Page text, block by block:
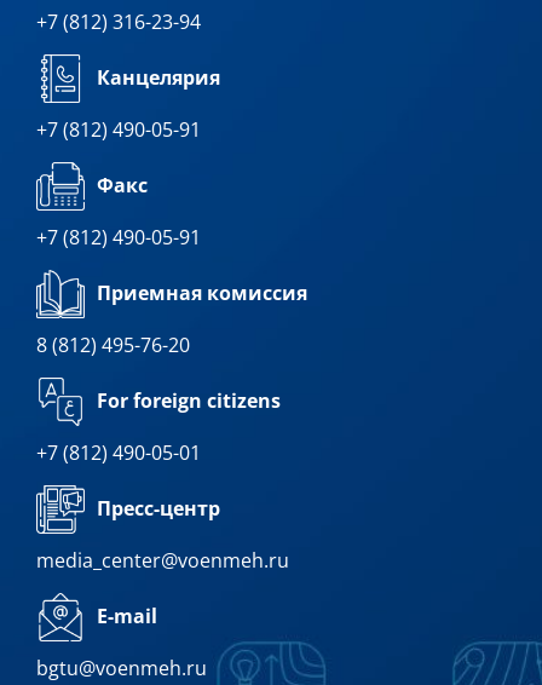
+7 (812) 316-23-94
Канцелярия
+7 (812) 490-05-91
Факс
+7 (812) 490-05-91
Приемная комиссия
8 (812) 495-76-20
For foreign citizens
+7 (812) 490-05-01
Пресс-центр
media_center@voenmeh.ru
E-mail
bgtu@voenmeh.ru